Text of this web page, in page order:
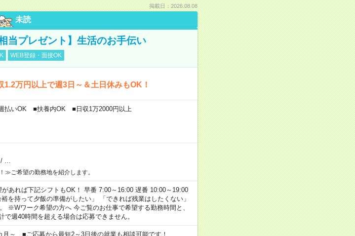
掲載日：2026.08.08
未読
当プレゼント】生活のお手伝い
WEB登録・面接OK
万円以上で週3日～＆土日休みもOK！
払いOK ■扶養内OK ■日収1万2000円以上
/
≫ご希望の勤務地を紹介します。
あれば下記シフトもOK！ 早番 7:00～16:00 遅番 10:00～19:00
を持って夕飯の準備がしたい」 「できれば残業はしたくない」
※Wワーク希望の方へ 今ご覧のお仕事で希望する勤務時間と、
で週40時間を超える場合は応募できません。
月～ ■ご応募から最短2～3日後の就業も相談可能です！